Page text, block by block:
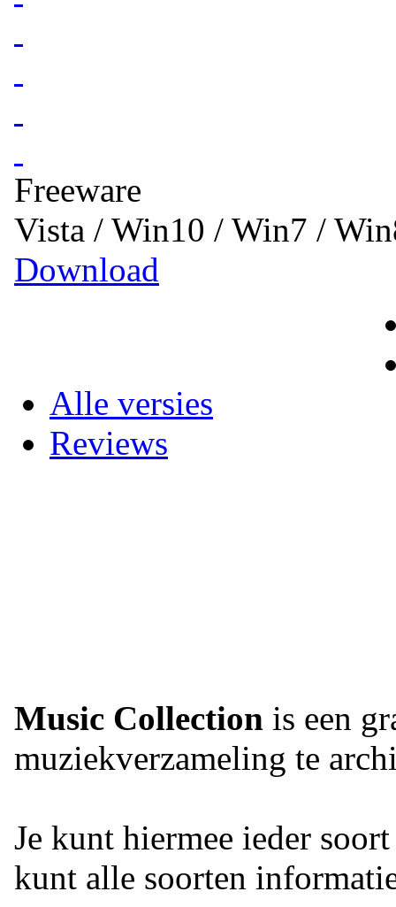
Freeware
Vista / Win10 / Win7 /
Download
Alle versies
Reviews
Music Collection is een
muziekverzameling te
Je kunt hiermee ieder
kunt alle soorten